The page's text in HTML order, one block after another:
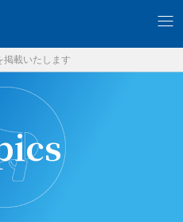
掲載いたします